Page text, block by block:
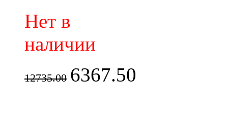
Нет в
наличии
12735.00 6367.50